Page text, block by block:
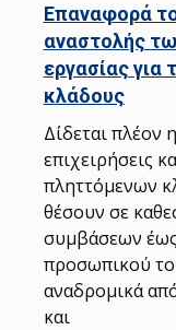
Επαναφορά
αναστολής
εργασίας για
κλάδους
Δίδεται πλέον
επιχειρήσεις
πληττόμενων
θέσουν σε
συμβάσεων έως
προσωπικού
αναδρομικά
και